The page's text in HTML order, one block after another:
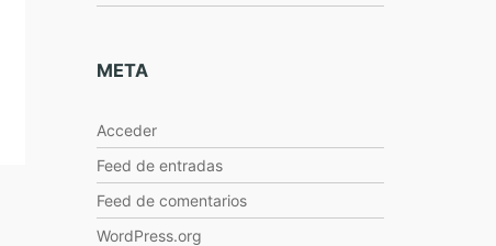
META
Acceder
Feed de entradas
Feed de comentarios
WordPress.org